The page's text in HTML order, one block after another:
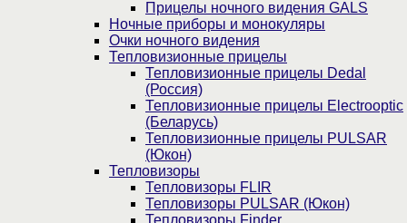
Прицелы ночного видения GALS
Ночные приборы и монокуляры
Очки ночного видения
Тепловизионные прицелы
Тепловизионные прицелы Dedal
(Россия)
Тепловизионные прицелы Electrooptic
(Беларусь)
Тепловизионные прицелы PULSAR
(Юкон)
Тепловизоры
Тепловизоры FLIR
Тепловизоры PULSAR (Юкон)